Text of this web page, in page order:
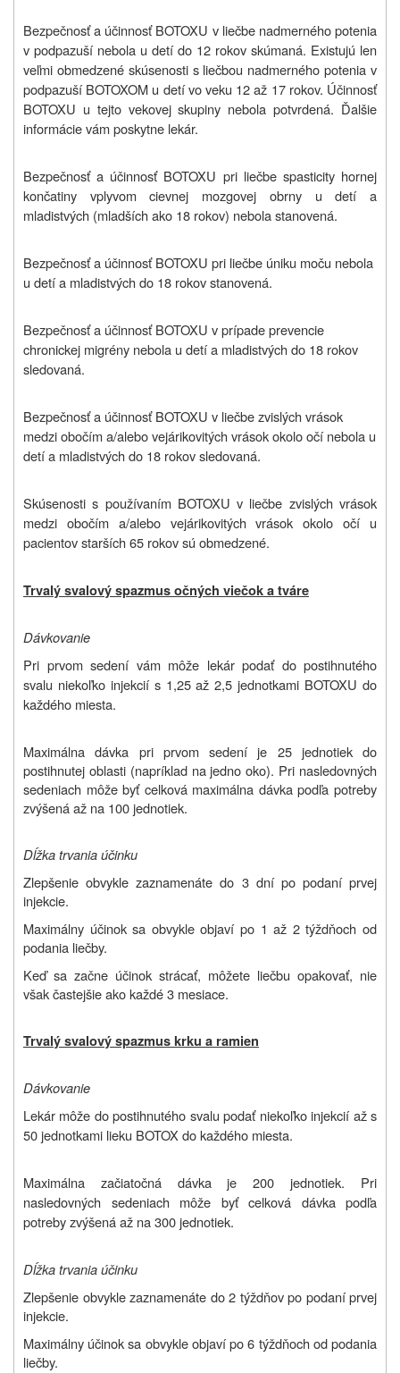
Bezpečnosť a účinnosť BOTOXU v liečbe nadmerného potenia
v podpazuší nebola u detí do 12 rokov skúmaná. Existujú len
veľmi obmedzené skúsenosti s liečbou nadmerného potenia v
podpazuší BOTOXOM u detí vo veku 12 až 17 rokov. Účinnosť
BOTOXU u tejto vekovej skupiny nebola potvrdená. Ďalšie
informácie vám poskytne lekár.
Bezpečnosť a účinnosť BOTOXU pri liečbe spasticity hornej
končatiny vplyvom cievnej mozgovej obrny u detí a
mladistvých (mladších ako 18 rokov) nebola stanovená.
Bezpečnosť a účinnosť BOTOXU pri liečbe úniku moču nebola
u detí a mladistvých do 18 rokov stanovená.
Bezpečnosť a účinnosť BOTOXU v prípade prevencie
chronickej migrény nebola u detí a mladistvých do 18 rokov
sledovaná.
Bezpečnosť a účinnosť BOTOXU v liečbe zvislých vrások
medzi obočím a/alebo vejárikovitých vrások okolo očí nebola u
detí a mladistvých do 18 rokov sledovaná.
Skúsenosti s používaním BOTOXU v liečbe zvislých vrások
medzi obočím a/alebo vejárikovitých vrások okolo očí u
pacientov starších 65 rokov sú obmedzené.
Trvalý svalový spazmus očných viečok a tváre
Dávkovanie
Pri prvom sedení vám môže lekár podať do postihnutého
svalu niekoľko injekcií s 1,25 až 2,5 jednotkami BOTOXU do
každého miesta.
Maximálna dávka pri prvom sedení je 25 jednotiek do
postihnutej oblasti (napríklad na jedno oko). Pri nasledovných
sedeniach môže byť celková maximálna dávka podľa potreby
zvýšená až na 100 jednotiek.
Dĺžka trvania účinku
Zlepšenie obvykle zaznamenáte do 3 dní po podaní prvej
injekcie.
Maximálny účinok sa obvykle objaví po 1 až 2 týždňoch od
podania liečby.
Keď sa začne účinok strácať, môžete liečbu opakovať, nie
však častejšie ako každé 3 mesiace.
Trvalý svalový spazmus krku a ramien
Dávkovanie
Lekár môže do postihnutého svalu podať niekoľko injekcií až s
50 jednotkami lieku BOTOX do každého miesta.
Maximálna začiatočná dávka je 200 jednotiek. Pri
nasledovných sedeniach môže byť celková dávka podľa
potreby zvýšená až na 300 jednotiek.
Dĺžka trvania účinku
Zlepšenie obvykle zaznamenáte do 2 týždňov po podaní prvej
injekcie.
Maximálny účinok sa obvykle objaví po 6 týždňoch od podania
liečby.